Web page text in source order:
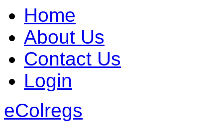
Home
About Us
Contact Us
Login
eColregs